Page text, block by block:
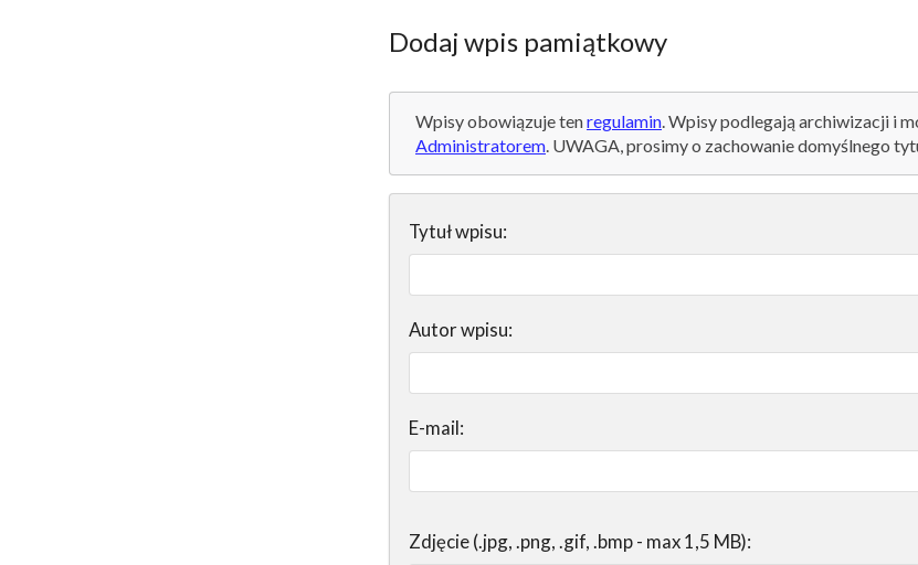
Dodaj wpis pamiątkowy
Wpisy obowiązuje tenregulamin . Wpisy podlegają archiwizacji i
Administratorem . UWAGA, prosimy o zachowanie domyślnego
Tytuł wpisu:
Autor wpisu:
E-mail:
Zdjęcie (.jpg, .png, .gif, .bmp - max 1,5 MB):